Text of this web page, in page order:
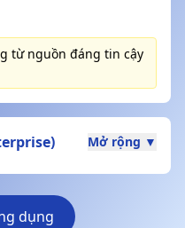
từ nguồn đáng tin cậy
Mở rộng ▼
dụng